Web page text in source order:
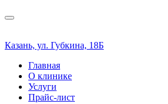
Казань, ул. Губкина, 18Б
Главная
О клинике
Услуги
Прайс-лист